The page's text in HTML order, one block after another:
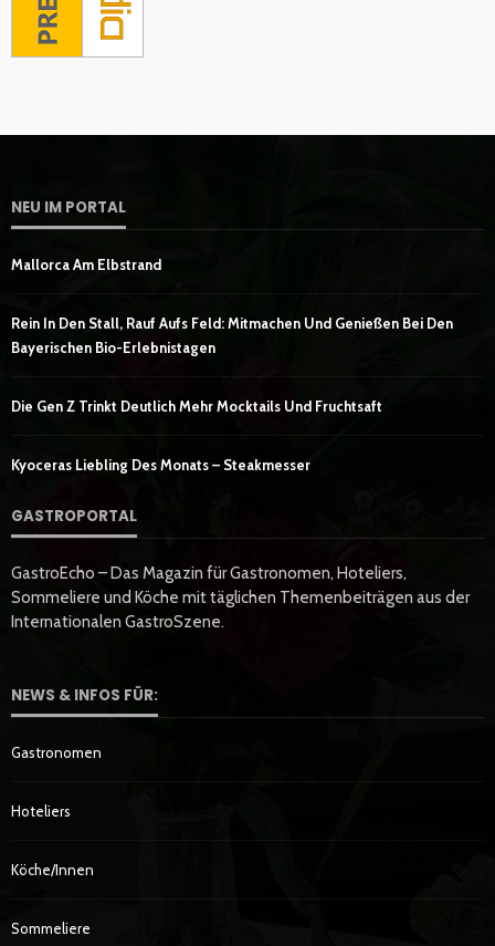
NEU IM PORTAL
Mallorca Am Elbstrand
Rein In Den Stall, Rauf Aufs Feld: Mitmachen Und Genießen Bei Den
Bayerischen Bio-Erlebnistagen
Die Gen Z Trinkt Deutlich Mehr Mocktails Und Fruchtsaft
Kyoceras Liebling Des Monats – Steakmesser
GASTROPORTAL
GastroEcho – Das Magazin für Gastronomen, Hoteliers,
Sommeliere und Köche mit täglichen Themenbeiträgen aus der
Internationalen GastroSzene.
NEWS & INFOS FÜR:
Gastronomen
Hoteliers
Köche/innen
Sommeliere